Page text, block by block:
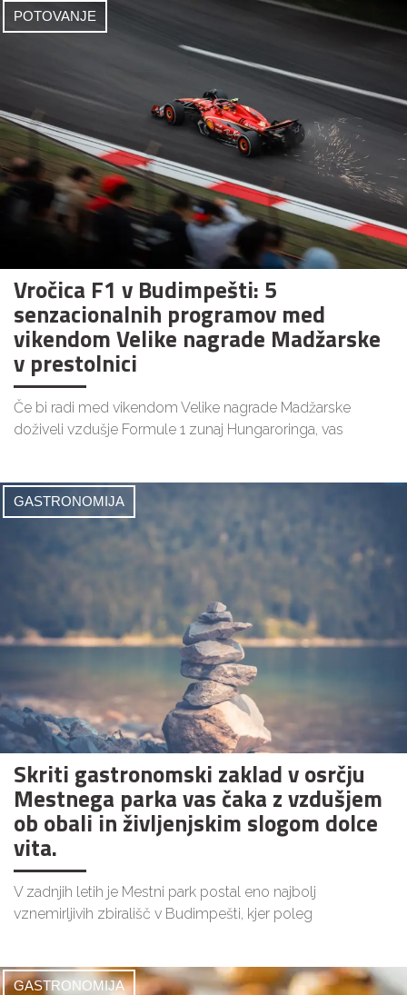
POTOVANJE
Vročica F1 v Budimpešti: 5
senzacionalnih programov med
vikendom Velike nagrade Madžarske
v prestolnici
Če bi radi med vikendom Velike nagrade Madžarske
doživeli vzdušje Formule 1 zunaj Hungaroringa, vas
GASTRONOMIJA
Skriti gastronomski zaklad v osrčju
Mestnega parka vas čaka z vzdušjem
ob obali in življenjskim slogom dolce
vita.
V zadnjih letih je Mestni park postal eno najbolj
vznemirljivih zbirališč v Budimpešti, kjer poleg
GASTRONOMIJA